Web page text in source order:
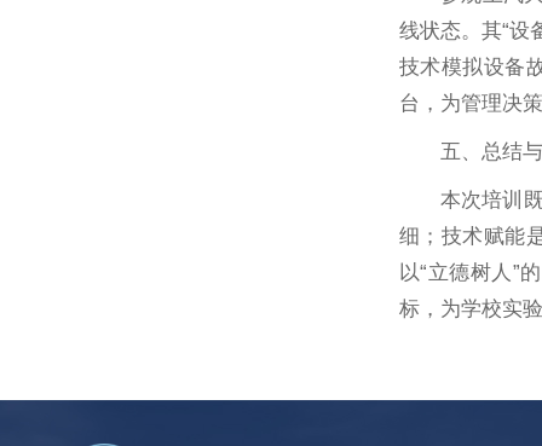
线状态。其“设
技术模拟设备
台，为管理决
五、总结
本次培训
细；技术赋能
以“立德树人”
标，为学校实